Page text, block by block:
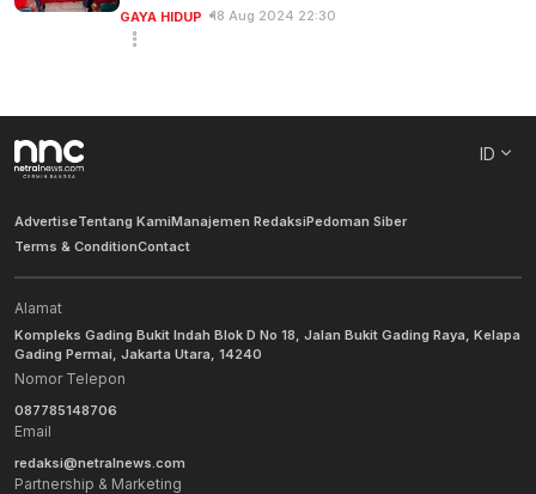
GAYA HIDUP 18 Aug 2024 22:30
ID
AdvertiseTentang KamiManajemen RedaksiPedoman Siber
Terms & ConditionContact
Alamat
Kompleks Gading Bukit Indah Blok D No 18, Jalan Bukit Gading Raya, Kelapa
Gading Permai, Jakarta Utara, 14240
Nomor Telepon
087785148706
Email
redaksi@netralnews.com
Partnership & Marketing